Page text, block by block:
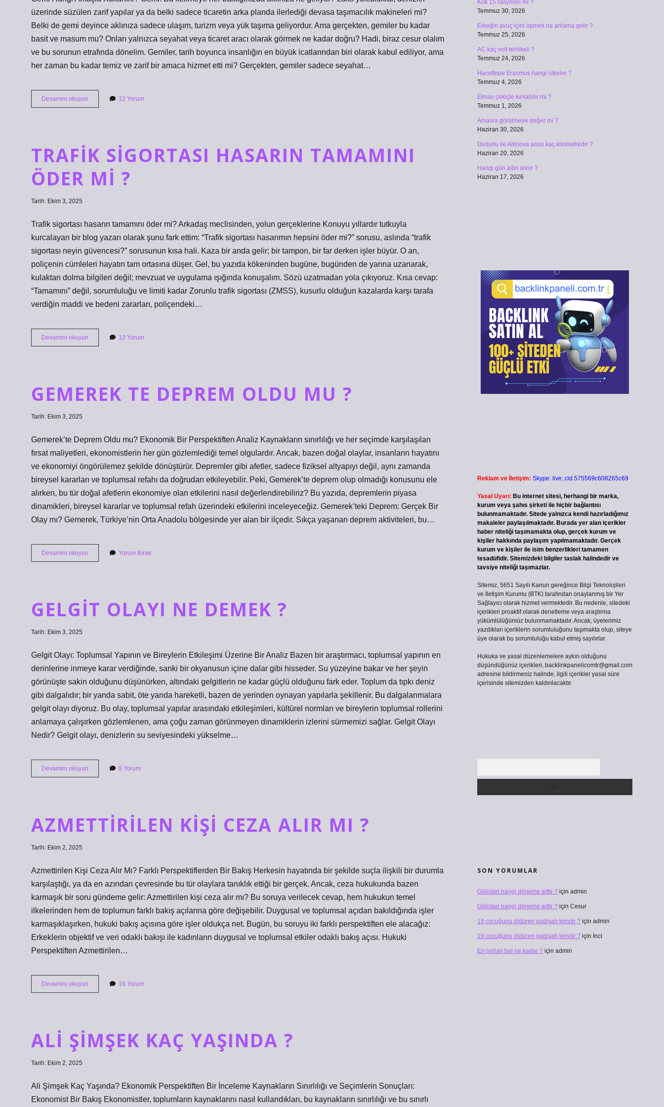
YAZILAR
üzerinde süzülen zarif yapılar ya da belki sadece ticaretin arka planda ilerlediği devasa taşımacılık makineleri mi?
Belki de gemi deyince aklınıza sadece ulaşım, turizm veya yük taşıma geliyordur. Ama gerçekten, gemiler bu kadar
basit ve masum mu? Onları yalnızca seyahat veya ticaret aracı olarak görmek ne kadar doğru? Hadi, biraz cesur olalım
ve bu sorunun etrafında dönelim. Gemiler, tarih boyunca insanlığın en büyük icatlarından biri olarak kabul ediliyor, ama
her zaman bu kadar temiz ve zarif bir amaca hizmet etti mi? Gerçekten, gemiler sadece seyahat…
Devamını okuyun
hangi
12 Yorum
TRAFIK SIGORTASI HASARIN TAMAMINI
ÖDER MI ?
Tarih: Ekim 3, 2025
Trafik sigortası hasarın tamamını öder mi? Arkadaş meclisinden, yolun gerçeklerine Konuyu yıllardır tutkuyla
kurcalayan bir blog yazarı olarak şunu fark ettim: “Trafik sigortası hasarımın hepsini öder mi?” sorusu, aslında “trafik
sigortası neyin güvencesi?” sorusunun kısa hali. Kaza bir anda gelir; bir tampon, bir far derken işler büyür. O an,
poliçenin cümleleri hayatın tam ortasına düşer. Gel, bu yazıda kökeninden bugüne, bugünden de yarına uzanarak,
kulaktan dolma bilgileri değil; mevzuat ve uygulama ışığında konuşalım. Sözü uzatmadan yola çıkıyoruz. Kısa cevap:
“Tamamını” değil, sorumluluğu ve limiti kadar Zorunlu trafik sigortası (ZMSS), kusurlu olduğun kazalarda karşı tarafa
verdiğin maddi ve bedeni zararları, poliçendeki…
Devamını okuyun
sigortası
?
12 Yorum
GEMEREK TE DEPREM OLDU MU ?
Tarih: Ekim 3, 2025
Gemerek’te Deprem Oldu mu? Ekonomik Bir Perspektiften Analiz Kaynakların sınırlılığı ve her seçimde karşılaşılan
fırsat maliyetleri, ekonomistlerin her gün gözlemlediği temel olgulardır. Ancak, bazen doğal olaylar, insanların hayatını
ve ekonomiyi öngörülemez şekilde dönüştürür. Depremler gibi afetler, sadece fiziksel altyapıyı değil, aynı zamanda
bireysel kararları ve toplumsal refahı da doğrudan etkileyebilir. Peki, Gemerek’te deprem olup olmadığı konusunu ele
alırken, bu tür doğal afetlerin ekonomiye olan etkilerini nasıl değerlendirebiliriz? Bu yazıda, depremlerin piyasa
dinamikleri, bireysel kararlar ve toplumsal refah üzerindeki etkilerini inceleyeceğiz. Gemerek’teki Deprem: Gerçek Bir
Olay mı? Gemerek, Türkiye’nin Orta Anadolu bölgesinde yer alan bir ilçedir. Sıkça yaşanan deprem aktiviteleri, bu…
Devamını okuyun Gemerek
te
Yorum Bırak
GELGIT OLAYI NE DEMEK ?
Tarih: Ekim 3, 2025
Gelgit Olayı: Toplumsal Yapının ve Bireylerin Etkileşimi Üzerine Bir Analiz Bazen bir araştırmacı, toplumsal yapının en
derinlerine inmeye karar verdiğinde, sanki bir okyanusun içine dalar gibi hisseder. Su yüzeyine bakar ve her şeyin
görünüşte sakin olduğunu düşünürken, altındaki gelgitlerin ne kadar güçlü olduğunu fark eder. Toplum da tıpkı deniz
gibi dalgalıdır; bir yanda sabit, öte yanda hareketli, bazen de yerinden oynayan yapılarla şekillenir. Bu dalgalanmalara
gelgit olayı diyoruz. Bu olay, toplumsal yapılar arasındaki etkileşimleri, kültürel normları ve bireylerin toplumsal rollerini
anlamaya çalışırken gözlemlenen, ama çoğu zaman görünmeyen dinamiklerin izlerini sürmemizi sağlar. Gelgit Olayı
Nedir? Gelgit olayı, denizlerin su seviyesindeki yükselme…
Devamını okuyun
olayı
8 Yorum
AZMETTIRILEN KIŞI CEZA ALIR MI ?
Tarih: Ekim 2, 2025
Azmettirilen Kişi Ceza Alır Mı? Farklı Perspektiflerden Bir Bakış Herkesin hayatında bir şekilde suçla ilişkili bir durumla
karşılaştığı, ya da en azından çevresinde bu tür olaylara tanıklık ettiği bir gerçek. Ancak, ceza hukukunda bazen
karmaşık bir soru gündeme gelir: Azmettirilen kişi ceza alır mı? Bu soruya verilecek cevap, hem hukukun temel
ilkelerinden hem de toplumun farklı bakış açılarına göre değişebilir. Duygusal ve toplumsal açıdan bakıldığında işler
karmaşıklaşırken, hukuki bakış açısına göre işler oldukça net. Bugün, bu soruyu iki farklı perspektiften ele alacağız:
Erkeklerin objektif ve veri odaklı bakışı ile kadınların duygusal ve toplumsal etkiler odaklı bakış açısı. Hukuki
Perspektiften Azmettirilen…
Devamını okuyun Azmettirilen
kişi
16 Yorum
ALI ŞIMŞEK KAÇ YAŞINDA ?
Tarih: Ekim 2, 2025
Ali Şimşek Kaç Yaşında? Ekonomik Perspektiften Bir İnceleme Kaynakların Sınırlılığı ve Seçimlerin Sonuçları:
Ekonomist Bir Bakış Ekonomistler, toplumların kaynaklarını nasıl kullandıkları, bu kaynakların sınırlılığı ve bu sınırlı
Kök 15 rasyonel mi ?
Temmuz 30, 2026
Erkeğin avuç içini öpmek ne anlama gelir ?
Temmuz 25, 2026
AC kaç volt tehlikeli ?
Temmuz 24, 2026
Hacettepe Erasmus hangi ülkeler ?
Temmuz 4, 2026
Elmas çekiçle kırılabilir mi ?
Temmuz 1, 2026
Amasra görülmeye değer mi ?
Haziran 30, 2026
Dudullu ile Altınova arası kaç kilometredir ?
Haziran 20, 2026
Hangi gün altın alınır ?
Haziran 17, 2026
Reklam ve İletişim: Skype: live:.cid.575569c608265c69
Yasal Uyarı: Bu internet sitesi, herhangi bir marka,
kurum veya şahıs şirketi ile hiçbir bağlantısı
bulunmamaktadır. Sitede yalnızca kendi hazırladığımız
makaleler paylaşılmaktadır. Burada yer alan içerikler
haber niteliği taşımamakta olup, gerçek kurum ve
kişiler hakkında paylaşım yapılmamaktadır. Gerçek
kurum ve kişiler ile isim benzerlikleri tamamen
tesadüfidir. Sitemizdeki bilgiler taslak halindedir ve
tavsiye niteliği taşımazlar.
Sitemiz, 5651 Sayılı Kanun gereğince Bilgi Teknolojileri
ve İletişim Kurumu (BTK) tarafından onaylanmış bir Yer
Sağlayıcı olarak hizmet vermektedir. Bu nedenle, sitedeki
içerikleri proaktif olarak denetleme veya araştırma
yükümlülüğümüz bulunmamaktadır. Ancak, üyelerimiz
yazdıkları içeriklerin sorumluluğunu taşımakta olup, siteye
üye olarak bu sorumluluğu kabul etmiş sayılırlar.
Hukuka ve yasal düzenlemelere aykırı olduğunu
düşündüğünüz içerikleri, backlinkpanelicomtr@gmail.com
adresine bildirmeniz halinde, ilgili içerikler yasal süre
içerisinde sitemizden kaldırılacaktır.
SON YORUMLAR
Gülistan hangi döneme aittir ?için admin
Gülistan hangi döneme aittir ?için Cesur
19 çocuğunu öldüren padişah kimdir ?için admin
19 çocuğunu öldüren padişah kimdir ?için İnci
En pahalı bal ne kadar ?için admin